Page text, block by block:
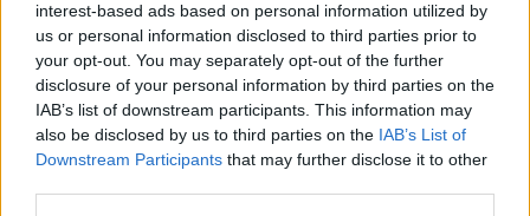
interest-based ads based on personal information utilized by
us or personal information disclosed to third parties prior to
your opt-out. You may separately opt-out of the further
disclosure of your personal information by third parties on the
IAB’s list of downstream participants. This information may
also be disclosed by us to third parties on the IAB’s List of
Downstream Participants that may further disclose it to other
Rozmowa, jak ja zaczac? jak sie zmienic zeby
wiecej gadac
Jak zacząć więcej mówić o sobie? Mój problem
polega na tym że wole słuchać innych niż mówić. Ale
zaczyna to być bardzo męczące, ponieważ np po
świętach i wizytach rodzinnych, rodzina/rodzeństwo